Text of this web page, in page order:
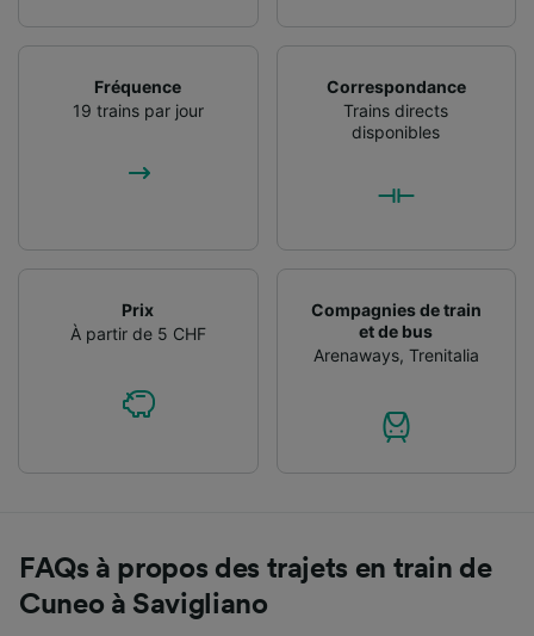
Fréquence
19 trains par jour
Correspondance
Trains directs
disponibles
Prix
À partir de 5 CHF
Compagnies de train
et de bus
Arenaways, Trenitalia
FAQs à propos des trajets en train de
Cuneo à Savigliano